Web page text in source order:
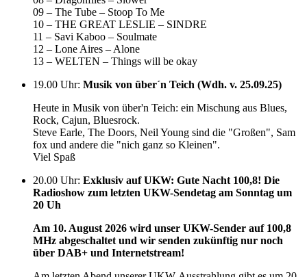
09 – The Tube – Stoop To Me
10 – THE GREAT LESLIE – SINDRE
11 – Savi Kaboo – Soulmate
12 – Lone Aires – Alone
13 – WELTEN – Things will be okay
19.00 Uhr: Musik von über´n Teich (Wdh. v. 25.09.25)
Heute in Musik von über'n Teich: ein Mischung aus Blues,
Rock, Cajun, Bluesrock.
Steve Earle, The Doors, Neil Young sind die "Großen", Sam
fox und andere die "nich ganz so Kleinen".
Viel Spaß
20.00 Uhr: Exklusiv auf UKW: Gute Nacht 100,8! Die
Radioshow zum letzten UKW-Sendetag am Sonntag um
20 Uh
Am 10. August 2026 wird unser UKW-Sender auf 100,8
MHz abgeschaltet und wir senden zukünftig nur noch
über DAB+ und Internetstream!